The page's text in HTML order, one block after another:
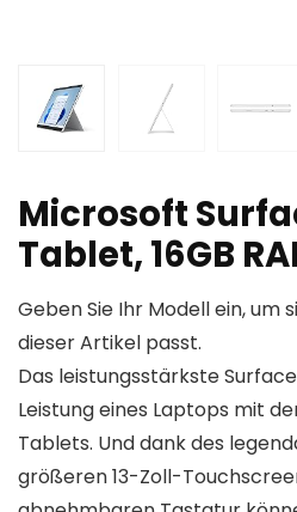
Microsoft
Tablet, 16GB
Geben Sie Ihr Modell ein, um
dieser Artikel passt.
Das leistungsstärkste
Leistung eines Laptops mit
Tablets. Und dank des
größeren 13-Zoll-